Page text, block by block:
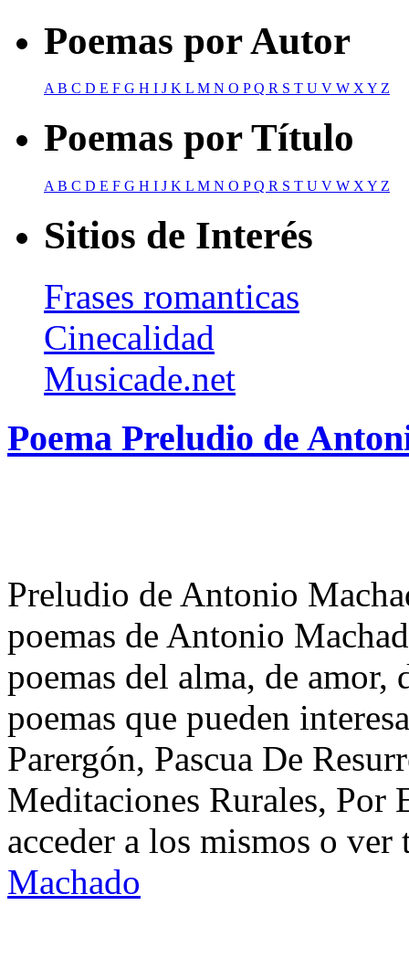
Poemas por Autor
AB C D E F G H I J K L M N O PQ R S T U V W XY Z
Poemas por Título
A B C D E F G H I J K L M N O PQ R S T U V W X Y Z
Sitios de Interés
Frases romanticas
Cinecalidad
Musicade.net
Poema Preludio de
Preludio de Antonio
poemas de Antonio
poemas del alma, de
poemas que pueden
Parergón, Pascua De
Meditaciones Rurales, Por
acceder a los mismos o
Machado